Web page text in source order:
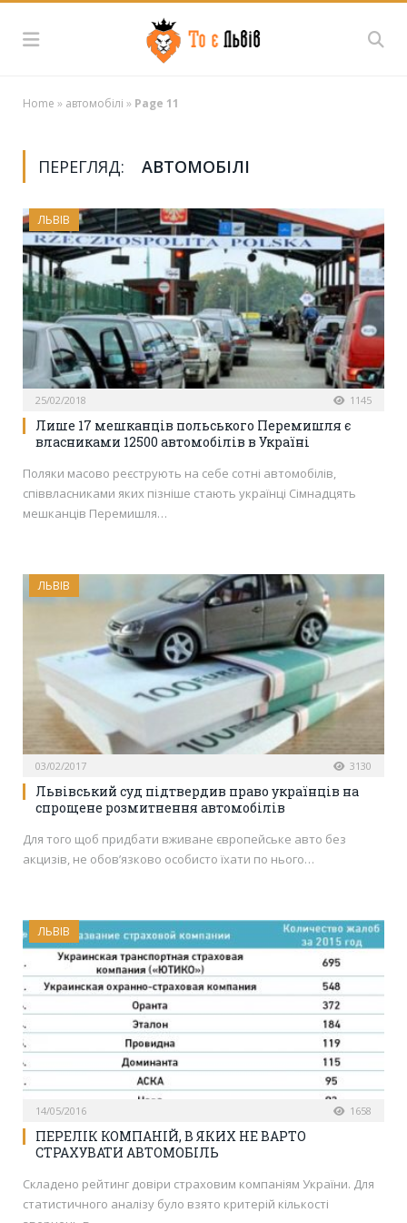
Home » автомобілі » Page 11
ПЕРЕГЛЯД: АВТОМОБІЛІ
ЛЬВІВ
25/02/2018 1145
Лише 17 мешканців польського Перемишля є
власниками 12500 автомобілів в Україні
Поляки масово реєструють на себе сотні автомобілів,
співвласниками яких пізніше стають українці Сімнадцять
мешканців Перемишля…
ЛЬВІВ
03/02/2017 3130
Львівський суд підтвердив право українців на
спрощене розмитнення автомобілів
Для того щоб придбати вживане європейське авто без
акцизів, не обов’язково особисто їхати по нього…
ЛЬВІВ
14/05/2016 1658
ПЕРЕЛІК КОМПАНІЙ, В ЯКИХ НЕ ВАРТО
СТРАХУВАТИ АВТОМОБІЛЬ
Складено рейтинг довіри страховим компаніям України. Для
статистичного аналізу було взято критерій кількості